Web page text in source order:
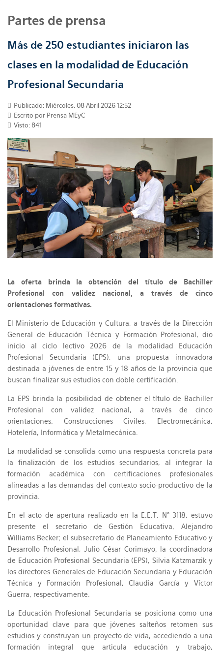
Partes de prensa
Más de 250 estudiantes iniciaron las
clases en la modalidad de Educación
Profesional Secundaria
Publicado: Miércoles, 08 Abril 2026 12:52
Escrito por Prensa MEyC
Visto: 841
La oferta brinda la obtención del título de Bachiller
Profesional con validez nacional, a través de cinco
orientaciones formativas.
El Ministerio de Educación y Cultura, a través de la Dirección
General de Educación Técnica y Formación Profesional, dio
inicio al ciclo lectivo 2026 de la modalidad Educación
Profesional Secundaria (EPS), una propuesta innovadora
destinada a jóvenes de entre 15 y 18 años de la provincia que
buscan finalizar sus estudios con doble certificación.
La EPS brinda la posibilidad de obtener el título de Bachiller
Profesional con validez nacional, a través de cinco
orientaciones: Construcciones Civiles, Electromecánica,
Hotelería, Informática y Metalmecánica.
La modalidad se consolida como una respuesta concreta para
la finalización de los estudios secundarios, al integrar la
formación académica con certificaciones profesionales
alineadas a las demandas del contexto socio-productivo de la
provincia.
En el acto de apertura realizado en la E.E.T. N° 3118, estuvo
presente el secretario de Gestión Educativa, Alejandro
Williams Becker; el subsecretario de Planeamiento Educativo y
Desarrollo Profesional, Julio César Corimayo; la coordinadora
de Educación Profesional Secundaria (EPS), Silvia Katzmarzik y
los directores Generales de Educación Secundaria y Educación
Técnica y Formación Profesional, Claudia García y Víctor
Guerra, respectivamente.
La Educación Profesional Secundaria se posiciona como una
oportunidad clave para que jóvenes salteños retomen sus
estudios y construyan un proyecto de vida, accediendo a una
formación integral que articula educación y trabajo,